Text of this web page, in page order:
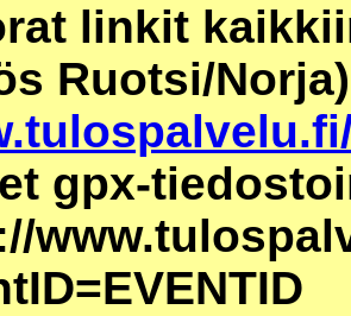
linkit
Ruotsi/Norja)
gpx-